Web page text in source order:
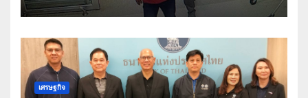
เศรษฐกิจ